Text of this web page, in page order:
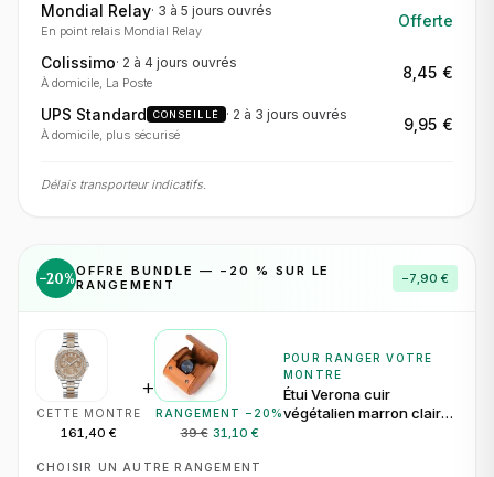
Mondial Relay· 3 à 5 jours ouvrés
En point relais Mondial Relay
Offerte
Colissimo· 2 à 4 jours ouvrés
À domicile, La Poste
8,45 €
UPS Standard CONSEILLÉ · 2 à 3 jours ouvrés
À domicile, plus sécurisé
9,95 €
Délais transporteur indicatifs.
−20%OFFRE BUNDLE — − 20 % SUR LE
RANGEMENT
−7,90 €
CETTE MONTRE
161,40 €
+
RANGEMENT − 20 %
39 € 31,10 €
POUR RANGER VOTRE
MONTRE
Étui Verona cuir
végétalien marron clair
CHOISIR UN AUTRE RANGEMENT